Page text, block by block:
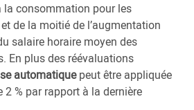
la consommation pour les
de la moitié de l’augmentation
salaire horaire moyen des
En plus des réévaluations
automatiquepeut être appliquée
2 % par rapport à la dernière